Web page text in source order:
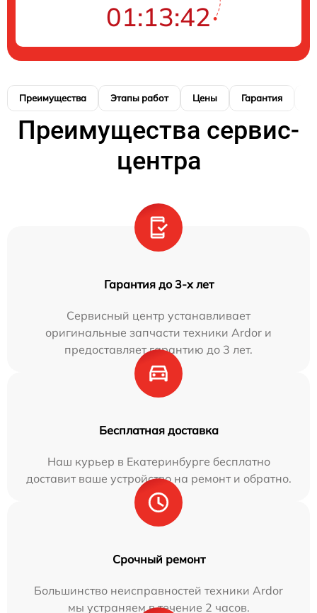
01:13:41
Преимущества Этапы работ Цены Гарантия
Преимущества сервис-
центра
Гарантия до 3-х лет
Сервисный центр устанавливает
оригинальные запчасти техники Ardor и
предоставляет гарантию до 3 лет.
Бесплатная доставка
Наш курьер в Екатеринбурге бесплатно
доставит ваше устройство на ремонт и обратно.
Срочный ремонт
Большинство неисправностей техники Ardor
мы устраняем в течение 2 часов.